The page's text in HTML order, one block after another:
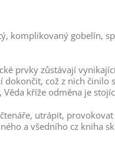
komplikovaný gobelín,
prvky zůstávají
což z nich
kříže odměna je
utrápit,
a všedního cz kniha